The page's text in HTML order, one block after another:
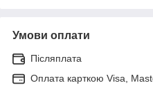
Умови оплати
Післяплата
Оплата карткою Visa,